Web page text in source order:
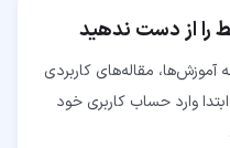
را از دست ندهید
آموزش‌ها، مقاله‌های کاربردی
وارد حساب کاربری خود